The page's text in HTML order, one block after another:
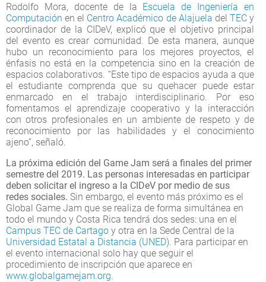
Rodolfo Mora, docente de la Escuela de Ingeniería en
Computación en el Centro Académico de Alajuela del TECy
coordinador de la CIDeV, explicó que el objetivo principal
del evento es crear comunidad. De esta manera, aunque
hubo un reconocimiento para los mejores proyectos, el
énfasis no está en la competencia sino en la creación de
espacios colaborativos. “Este tipo de espacios ayuda a que
el estudiante comprenda que su quehacer puede estar
enmarcado en el trabajo interdisciplinario. Por eso
fomentamos el aprendizaje cooperativo y la interacción
con otros profesionales en un ambiente de respeto y de
reconocimiento por las habilidades y el conocimiento
ajeno”, señaló.
La próxima edición del Game Jam será a finales del primer
semestre del 2019. Las personas interesadas en participar
deben solicitar el ingreso a la CIDeV por medio de sus
redes sociales. Sin embargo, el evento más próximo es el
Global Game Jam que se realiza de forma simultánea en
todo el mundo y Costa Rica tendrá dos sedes: una en el
Campus TEC de Cartago y otra en la Sede Central de la
Universidad Estatal a Distancia (UNED). Para participar en
el evento internacional solo hay que seguir el
procedimiento de inscripción que aparece en
www.globalgamejam.org.